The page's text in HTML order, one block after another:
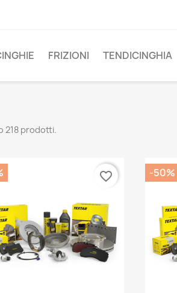
FRIZIONI TENDICINGHIA
218 prodotti.
favorite_border -50%